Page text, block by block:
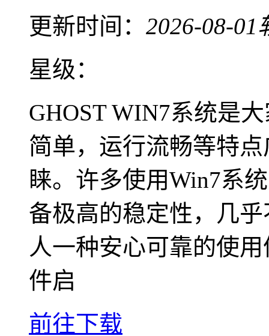
更新时间： 2026-08-01
星级：
GHOST WIN7系统是
简单，运行流畅等特
睐。许多使用Win7系
备极高的稳定性，几
人一种安心可靠的使
件启
前往下载